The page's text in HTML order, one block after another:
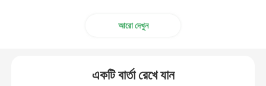
আরো দেখুন
একটি বার্তা রেখে যান